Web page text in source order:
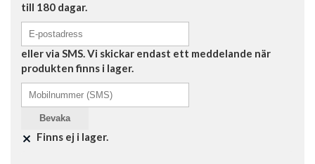
till 180 dagar.
eller via SMS. Vi skickar endast ett meddelande när
produkten finns i lager.
Bevaka
Finns ej i lager.